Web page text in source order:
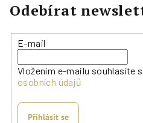
Odebírat
E-mail
Vložením e-mailu souhlasíte s
osobních údajů
Přihlásit se